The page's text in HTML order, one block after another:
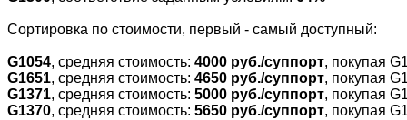
Cортировка по стоимости, первый - самый доступный:
G1054, средняя стоимость: 4000 руб./суппорт, покупая
G1651, средняя стоимость: 4650 руб./суппорт, покупая
G1371, средняя стоимость: 5000 руб./суппорт, покупая
G1370, средняя стоимость: 5650 руб./суппорт, покупая